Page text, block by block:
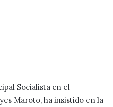
Socialista en el
Maroto, ha insistido en la